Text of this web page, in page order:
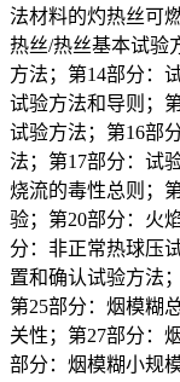
法材料的灼热丝可
热丝/热丝基本试验
方法；第14部分：
试验方法和导则；
试验方法；第16部
法；第17部分：试
烧流的毒性总则；
验；第20部分：火
分：非正常热球压
置和确认试验方法
第25部分：烟模糊
关性；第27部分：
部分：烟模糊小规